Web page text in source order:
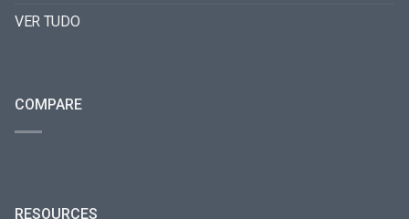
VER TUDO
COMPARE
RESOURCES